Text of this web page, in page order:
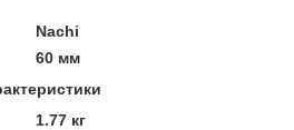
Nachi
60 мм
1.77 кг